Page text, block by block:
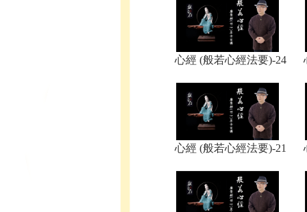
心經 (般若心經法要)-24
心經 (般若心經法要)-21